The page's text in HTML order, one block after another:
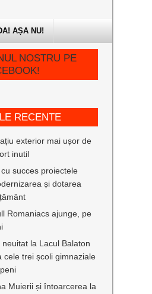
AȘA NU!
NOSTRU PE
RECENTE
exterior mai ușor de
inutil
succes proiectele
și dotarea
Romaniacs ajunge, pe
la Lacul Balaton
cele trei școli gimnaziale
Muierii și întoarcerea la